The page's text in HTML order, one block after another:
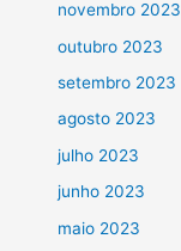
novembro 2023
outubro 2023
setembro 2023
agosto 2023
julho 2023
junho 2023
maio 2023